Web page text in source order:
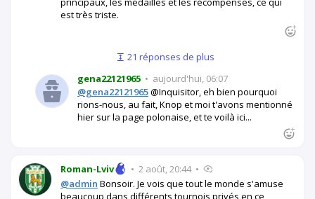
est très triste.
21 réponses de plus
gena22121965 • aujourd'hui, 06:07
@gena22121965@Inquisitor, eh bien pourquoi
rions-nous, au fait, Knop et moi t'avons mentionné
hier sur la page polonaise, et te voilà ici...
Roman-Lviv • 2 août, 20:44 •
@admin Bonsoir. Je vois que tout le monde s'amuse
beaucoup dans différents tournois privés en ce